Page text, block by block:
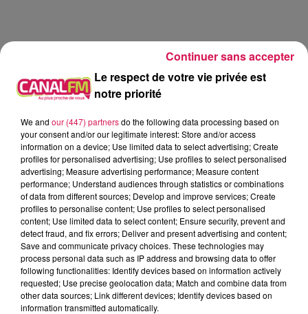
Canal fm
Geoffrey Deloux
04.06.2026 - Coup de gueule d Angelina
0:00 2 min 40 sec
4 juin 2026 - 2 min 40 sec
04.06.2026 - COUP DE GUEULE D ANGELINA
Le respect de votre vie privée est
notre priorité
We and our (447) partnersdo the following data processing based on
your consent and/or our legitimate interest: Store and/or access
information on a device; Use limited data to select advertising; Create
profiles for personalised advertising; Use profiles to select personalised
advertising; Measure advertising performance; Measure content
performance; Understand audiences through statistics or combinations
of data from different sources; Develop and improve services; Create
profiles to personalise content; Use profiles to select personalised
content; Use limited data to select content; Ensure security, prevent and
detect fraud, and fix errors; Deliver and present advertising and content;
Save and communicate privacy choices. These technologies may
process personal data such as IP address and browsing data to offer
following functionalities: Identify devices based on information actively
requested; Use precise geolocation data; Match and combine data from
other data sources; Link different devices; Identify devices based on
information transmitted automatically.
Continuer sans accepter